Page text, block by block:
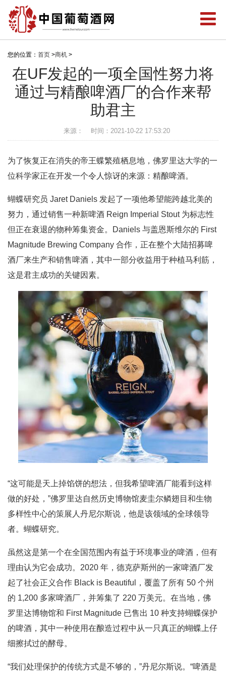
您的位置： 首页 >商机 >
在UF发起的一项全国性努力将
通过与精酿啤酒厂的合作来帮
助君主
来源： 时间：2021-10-22 17:53:20
为了恢复正在消失的帝王蝶繁殖栖息地，佛罗里达大学的一
位科学家正在开发一个令人惊讶的来源：精酿啤酒。
蝴蝶研究员 Jaret Daniels 发起了一项他希望能跨越北美的
努力，通过销售一种新啤酒 Reign Imperial Stout 为标志性
但正在衰退的物种筹集资金。Daniels 与盖恩斯维尔的 First
Magnitude Brewing Company 合作，正在整个大陆招募啤
酒厂来生产和销售啤酒，其中一部分收益用于种植马利筋，
这是君主成功的关键因素。
“这可能是天上掉馅饼的想法，但我希望啤酒厂能看到这样
做的好处，”佛罗里达自然历史博物馆麦圭尔鳞翅目和生物
多样性中心的策展人丹尼尔斯说，他是该领域的全球领导
者。蝴蝶研究。
虽然这是第一个在全国范围内有益于环境事业的啤酒，但有
理由认为它会成功。2020 年，德克萨斯州的一家啤酒厂发
起了社会正义合作 Black is Beautiful，覆盖了所有 50 个州
的 1,200 多家啤酒厂，并筹集了 220 万美元。在当地，佛
罗里达博物馆和 First Magnitude 已售出 10 种支持蝴蝶保护
的啤酒，其中一种使用在酿造过程中从一只真正的蝴蝶上仔
细擦拭过的酵母。
“我们处理保护的传统方式是不够的，”丹尼尔斯说。“啤酒是